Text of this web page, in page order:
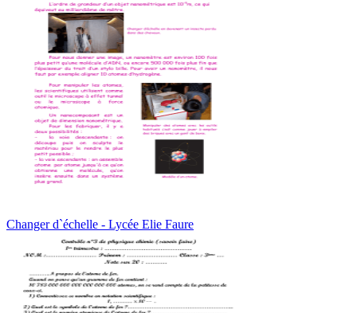
Changer d`échelle - Lycée Elie Faure